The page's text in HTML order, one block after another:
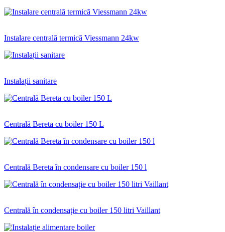
Instalare centrală termică Viessmann 24kw
Instalații sanitare
Centrală Bereta cu boiler 150 L
Centrală Bereta în condensare cu boiler 150 l
Centrală în condensație cu boiler 150 litri Vaillant